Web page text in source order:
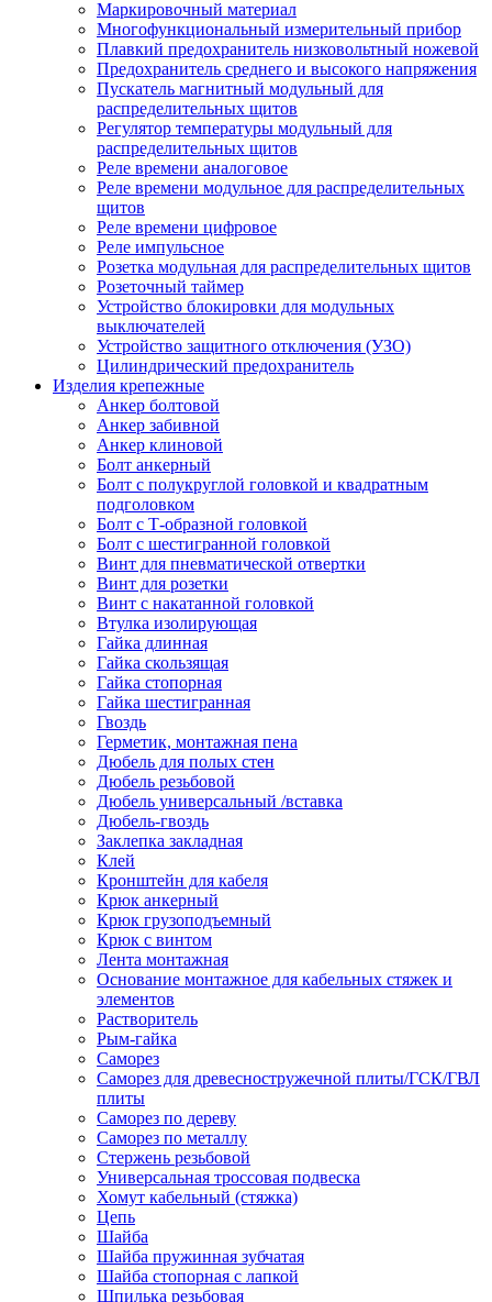
Маркировочный материал
Многофункциональный измерительный прибор
Плавкий предохранитель низковольтный ножевой
Предохранитель среднего и высокого напряжения
Пускатель магнитный модульный для
распределительных щитов
Регулятор температуры модульный для
распределительных щитов
Реле времени аналоговое
Реле времени модульное для распределительных
щитов
Реле времени цифровое
Реле импульсное
Розетка модульная для распределительных щитов
Розеточный таймер
Устройство блокировки для модульных
выключателей
Устройство защитного отключения (УЗО)
Цилиндрический предохранитель
Изделия крепежные
Анкер болтовой
Анкер забивной
Анкер клиновой
Болт анкерный
Болт с полукруглой головкой и квадратным
подголовком
Болт с Т-образной головкой
Болт с шестигранной головкой
Винт для пневматической отвертки
Винт для розетки
Винт с накатанной головкой
Втулка изолирующая
Гайка длинная
Гайка скользящая
Гайка стопорная
Гайка шестигранная
Гвоздь
Герметик, монтажная пена
Дюбель для полых стен
Дюбель резьбовой
Дюбель универсальный /вставка
Дюбель-гвоздь
Заклепка закладная
Клей
Кронштейн для кабеля
Крюк анкерный
Крюк грузоподъемный
Крюк с винтом
Лента монтажная
Основание монтажное для кабельных стяжек и
элементов
Растворитель
Рым-гайка
Саморез
Саморез для древесностружечной плиты/ГСК/ГВЛ
плиты
Саморез по дереву
Саморез по металлу
Стержень резьбовой
Универсальная троссовая подвеска
Хомут кабельный (стяжка)
Цепь
Шайба
Шайба пружинная зубчатая
Шайба стопорная с лапкой
Шпилька резьбовая